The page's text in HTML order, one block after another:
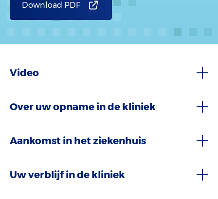
Download PDF
Video
Over uw opname in de kliniek
Aankomst in het ziekenhuis
Uw verblijf in de kliniek